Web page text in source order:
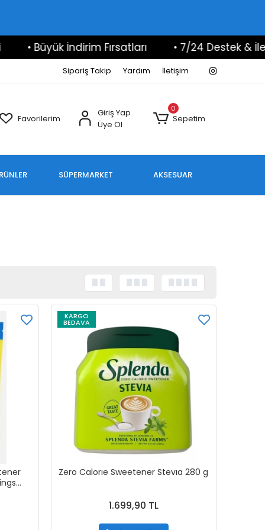
• Büyük İndirim Fırsatları • 7/24 Destek &
Sipariş Takip Yardım İletişim
Favorilerim
Giriş Yap
Üye Ol
0
Sepetim
SÜPERMARKET AKSESUAR
KARGO
BEDAVA
Zero Calorıe Sweetener Stevıa 280 g
1.699,90 TL